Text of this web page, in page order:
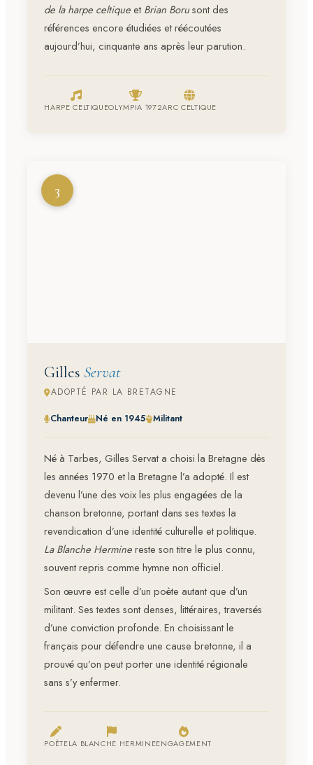
de la harpe celtiqueet Brian Borusont des
références encore étudiées et réécoutées
aujourd’hui, cinquante ans après leur parution.
HARPE CELTIQUEOLYMPIA 1972ARC CELTIQUE
3
Gilles Servat
ADOPTÉ PAR LA BRETAGNE
Chanteur Né en 1945 Militant
Né à Tarbes, Gilles Servat a choisi la Bretagne dès
les années 1970 et la Bretagne l’a adopté. Il est
devenu l’une des voix les plus engagées de la
chanson bretonne, portant dans ses textes la
revendication d’une identité culturelle et politique.
La Blanche Herminereste son titre le plus connu,
souvent repris comme hymne non officiel.
Son œuvre est celle d’un poète autant que d’un
militant. Ses textes sont denses, littéraires, traversés
d’une conviction profonde. En choisissant le
français pour défendre une cause bretonne, il a
prouvé qu’on peut porter une identité régionale
sans s’y enfermer.
POÈTELA BLANCHE HERMINEENGAGEMENT